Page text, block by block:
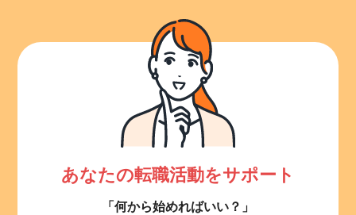
あなたの転職活動をサポート
「何から始めればいい？」